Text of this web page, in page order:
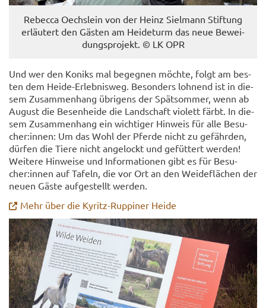
Re­bec­ca Oechs­lein von der Heinz Siel­mann Stif­tung
er­läu­tert den Gäs­ten am Hei­de­turm das neue Be­wei­
dungs­pro­jekt. © LK OPR
Und wer den Koniks mal be­geg­nen möch­te, folgt am bes­
ten dem Heide-​Erlebnisweg. Be­son­ders loh­nend ist in die­
sem Zu­sam­men­hang üb­ri­gens der Spät­som­mer, wenn ab
Au­gust die Be­sen­hei­de die Land­schaft vio­lett färbt. In die­
sem Zu­sam­men­hang ein wich­ti­ger Hin­weis für alle Be­su­
cher:innen: Um das Wohl der Pfer­de nicht zu ge­fähr­den,
dür­fen die Tiere nicht an­ge­lockt und ge­füt­tert wer­den!
Wei­te­re Hin­wei­se und In­for­ma­tio­nen gibt es für Be­su­
cher:innen auf Ta­feln, die vor Ort an den Wei­de­flä­chen der
neuen Gäste auf­ge­stellt wer­den.
Mehr über die Kyritz-​Ruppiner Heide